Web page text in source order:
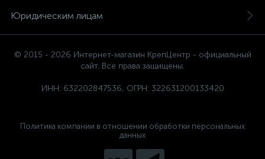
Юридическим лицам
© 2015 - 2026 Интернет-магазин КрепЦентр - официальный
сайт. Все права защищены.
ИНН: 632202847536, ОГРН: 322631200133420
Политика компании в отношении обработки персональных
данных